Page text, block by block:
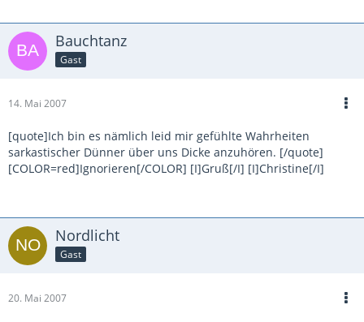
Bauchtanz
Gast
14. Mai 2007
[quote]Ich bin es nämlich leid mir gefühlte Wahrheiten
sarkastischer Dünner über uns Dicke anzuhören. [/quote]
[COLOR=red]Ignorieren[/COLOR] [I]Gruß[/I] [I]Christine[/I]
Nordlicht
Gast
20. Mai 2007